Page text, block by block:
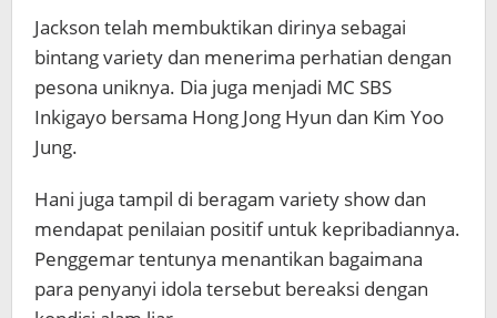
Jackson telah membuktikan dirinya sebagai
bintang variety dan menerima perhatian dengan
pesona uniknya. Dia juga menjadi MC SBS
Inkigayo bersama Hong Jong Hyun dan Kim Yoo
Jung.
Hani juga tampil di beragam variety show dan
mendapat penilaian positif untuk kepribadiannya.
Penggemar tentunya menantikan bagaimana
para penyanyi idola tersebut bereaksi dengan